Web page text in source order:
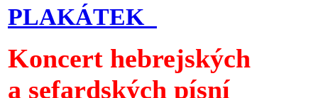
PLAKÁTEK
Koncert hebrejských
a sefardských písní